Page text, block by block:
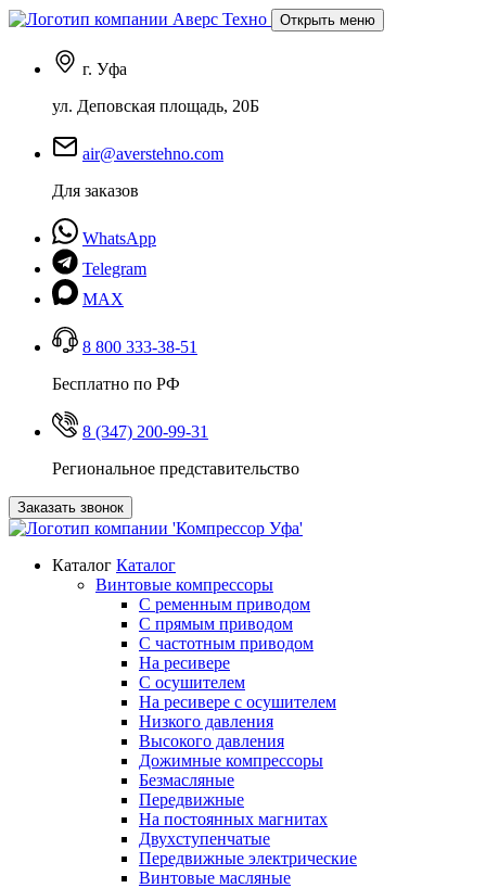
Открыть меню
г. Уфа
ул. Деповская площадь, 20Б
air@averstehno.com
Для заказов
WhatsApp
Telegram
MAX
8 800 333-38-51
Бесплатно по РФ
8 (347) 200-99-31
Региональное представительство
Заказать звонок
Каталог Каталог
Винтовые компрессоры
С ременным приводом
С прямым приводом
С частотным приводом
На ресивере
С осушителем
На ресивере с осушителем
Низкого давления
Высокого давления
Дожимные компрессоры
Безмасляные
Передвижные
На постоянных магнитах
Двухступенчатые
Передвижные электрические
Винтовые масляные